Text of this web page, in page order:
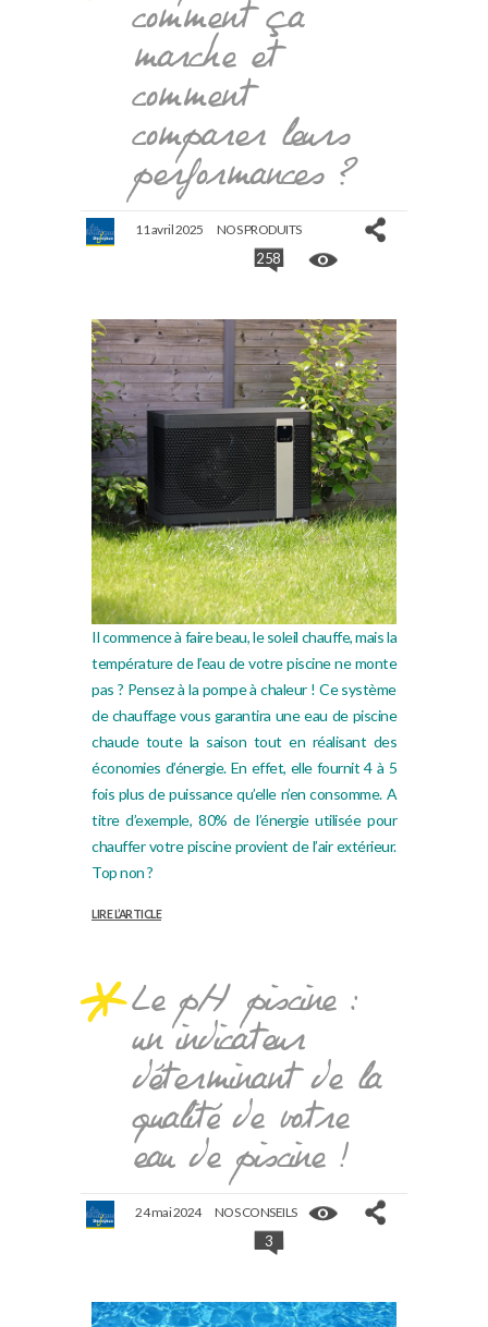
comment ça
marche et
comment
comparer leurs
performances ?
11 avril 2025 NOS PRODUITS
258
Il commence à faire beau, le soleil chauffe, mais la
température de l’eau de votre piscine ne monte
pas ? Pensez à la pompe à chaleur ! Ce système
de chauffage vous garantira une eau de piscine
chaude toute la saison tout en réalisant des
économies d’énergie. En effet, elle fournit 4 à 5
fois plus de puissance qu’elle n’en consomme. A
titre d’exemple, 80% de l’énergie utilisée pour
chauffer votre piscine provient de l’air extérieur.
Top non ?
LIRE L’ARTICLE
Le pH piscine :
un indicateur
déterminant de la
qualité de votre
eau de piscine !
24 mai 2024 NOS CONSEILS
3